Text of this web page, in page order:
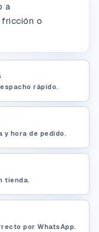
a
o
rápido.
y hora de pedido.
tienda.
por WhatsApp.